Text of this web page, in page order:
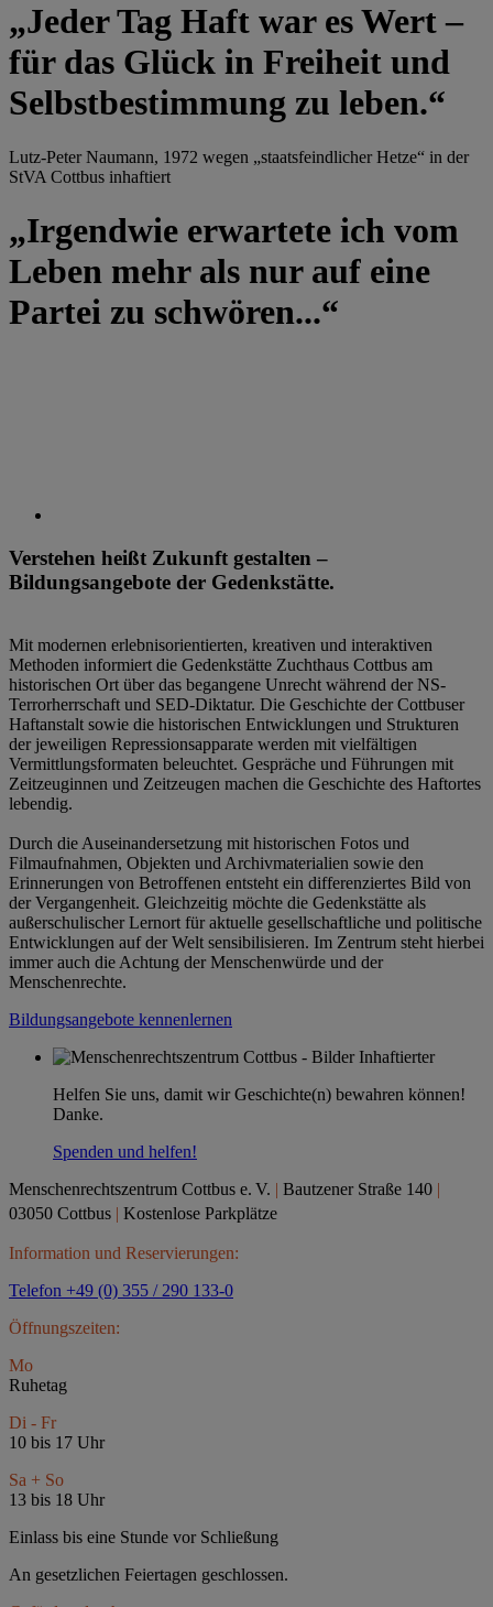
„Jeder Tag Haft war es Wert –
für das Glück in Freiheit und
Selbstbestimmung zu leben.“
Lutz-Peter Naumann, 1972 wegen „staatsfeindlicher Hetze“ in der
StVA Cottbus inhaftiert
„Irgendwie erwartete ich vom
Leben mehr als nur auf eine
Partei zu schwören...“
Verstehen heißt Zukunft gestalten –
Bildungsangebote der Gedenkstätte.
Mit modernen erlebnisorientierten, kreativen und interaktiven
Methoden informiert die Gedenkstätte Zuchthaus Cottbus am
historischen Ort über das begangene Unrecht während der NS-
Terrorherrschaft und SED-Diktatur. Die Geschichte der Cottbuser
Haftanstalt sowie die historischen Entwicklungen und Strukturen
der jeweiligen Repressionsapparate werden mit vielfältigen
Vermittlungsformaten beleuchtet. Gespräche und Führungen mit
Zeitzeuginnen und Zeitzeugen machen die Geschichte des Haftortes
lebendig.
Durch die Auseinandersetzung mit historischen Fotos und
Filmaufnahmen, Objekten und Archivmaterialien sowie den
Erinnerungen von Betroffenen entsteht ein differenziertes Bild von
der Vergangenheit. Gleichzeitig möchte die Gedenkstätte als
außerschulischer Lernort für aktuelle gesellschaftliche und politische
Entwicklungen auf der Welt sensibilisieren. Im Zentrum steht hierbei
immer auch die Achtung der Menschenwürde und der
Menschenrechte.
Bildungsangebote kennenlernen
Helfen Sie uns, damit wir Geschichte(n) bewahren können!
Danke.
Spenden und helfen!
Menschenrechtszentrum Cottbus e. V. | Bautzener Straße 140 |
03050 Cottbus | Kostenlose Parkplätze
Information und Reservierungen:
Telefon +49 (0) 355 / 290 133-0
Öffnungszeiten:
Mo
Ruhetag
Di - Fr
10 bis 17 Uhr
Sa + So
13 bis 18 Uhr
Einlass bis eine Stunde vor Schließung
An gesetzlichen Feiertagen geschlossen.